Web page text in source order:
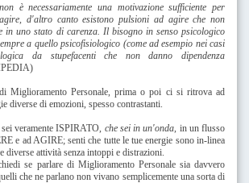
non è necessariamente una motivazione sufficiente per
agire, d'altro canto esistono pulsioni ad agire che non
uno stato di carenza. Il bisogno in senso psicologico
a quello psicofisiologico (come ad esempio nei casi
da stupefacenti che non danno dipendenza
Miglioramento Personale, prima o poi ci si ritrova ad
diverse di emozioni, spesso contrastanti.
veramente ISPIRATO, che sei in un'onda, in un flusso
e ad AGIRE; senti che tutte le tue energie sono in-linea
diverse attività senza intoppi e distrazioni.
se parlare di Miglioramento Personale sia davvero
che ne parlano non vivano semplicemente una sorta di